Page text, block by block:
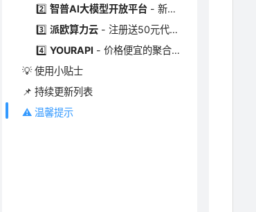
2️⃣智普AI大模型开放平台 - 新用户送2000万Tokens
3️⃣派欧算力云 - 注册送50元代金券
4️⃣YOURAPI - 价格便宜的聚合服务
💡 使用小贴士
📌 持续更新列表
⚠️ 温馨提示